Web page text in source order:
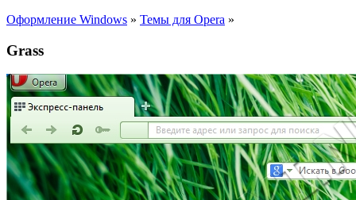
Оформление Windows » Темы для Opera »
Grass